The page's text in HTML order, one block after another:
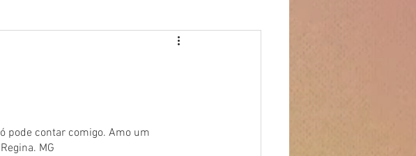
pode contar comigo. Amo um
MG